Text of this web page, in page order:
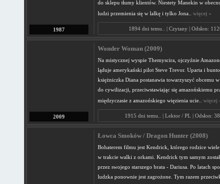
1987
do sklepu tłumy klientów. Niestety Manekin w
ludzi przemienia się w lalkę i tylko Jona.. więcej »
1894 dni temu.. | Czytany | Odsłon:
2009
Wonder Woman (2009)
Na mistycznej wyspie Themyscira, ojczyźnie
ląduje amerykański pilot Steve Trevor. Uparta i
księżniczka Diana postanawia towarzyszyć obcemu
do cywilizacji, przeciwstawiając się amazońskiemu
międzyczasie z amazońskiego więzienia ucie.. więcej
1915 dni temu.. | Lektor / PL | Odsłon:
Łowca Smoków / Dragon Hunter (2008)
Bohaterem filmu jest Kendrick, którego rodzice
w trakcie walki z orkami. Kendrick tym samym
przez swojego starszego brata - Dariusa. Po latach
ludzka ponownie jest zagrożone. Tym razem